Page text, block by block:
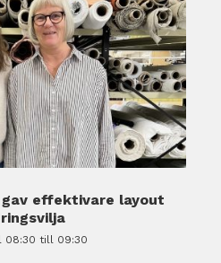
effektivare layout
08:30 till 09:30